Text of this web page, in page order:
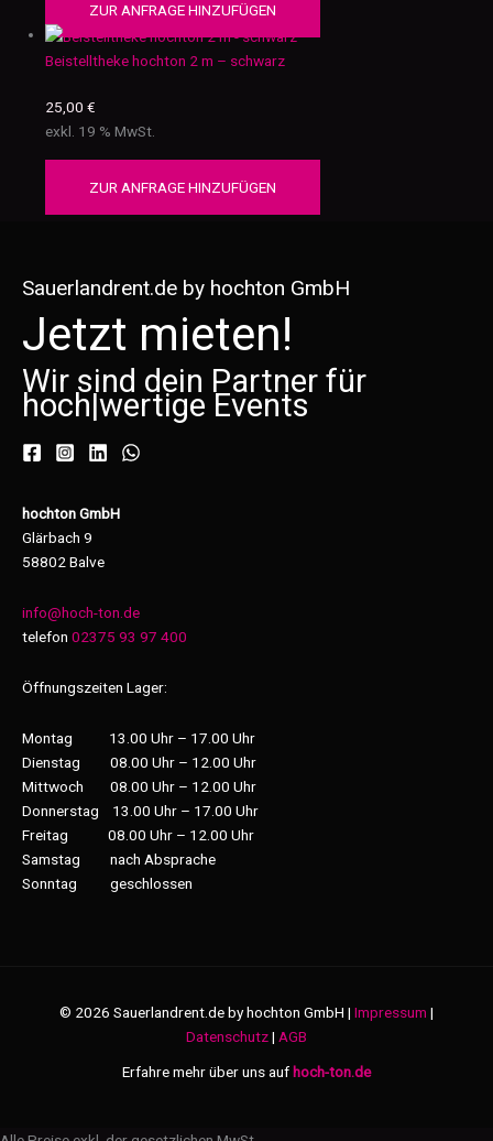
ZUR ANFRAGE HINZUFÜGEN
Beistelltheke hochton 2 m – schwarz
25,00€
exkl. 19 % MwSt.
ZUR ANFRAGE HINZUFÜGEN
Sauerlandrent.de by hochton GmbH
Jetzt mieten!
Wir sind dein Partner für
hoch|wertige Events
hochton GmbH
Glärbach 9
58802 Balve
info@hoch-ton.de
telefon 02375 93 97 400
Öffnungszeiten Lager:
Montag 13.00 Uhr – 17.00 Uhr
Dienstag 08.00 Uhr – 12.00 Uhr
Mittwoch 08.00 Uhr – 12.00 Uhr
Donnerstag 13.00 Uhr – 17.00 Uhr
Freitag 08.00 Uhr – 12.00 Uhr
Samstag nach Absprache
Sonntag geschlossen
© 2026 Sauerlandrent.de by hochton GmbH | Impressum |
Datenschutz| AGB
Erfahre mehr über uns auf hoch-ton.de